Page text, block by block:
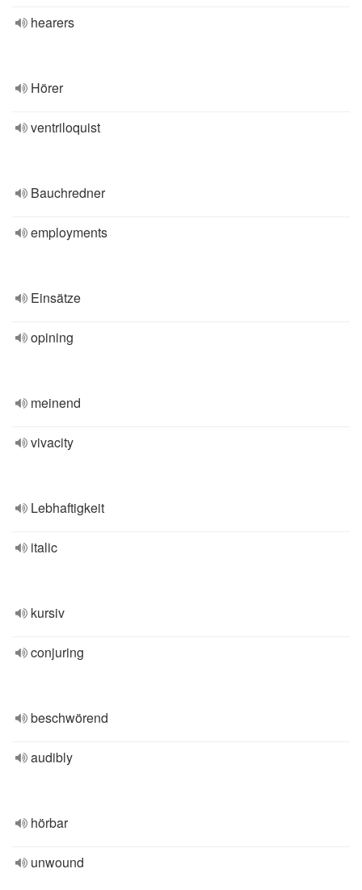
hearers
Hörer
ventriloquist
Bauchredner
employments
Einsätze
opining
meinend
vivacity
Lebhaftigkeit
italic
kursiv
conjuring
beschwörend
audibly
hörbar
unwound